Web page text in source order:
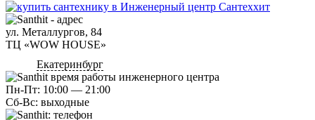
ул. Металлургов, 84
ТЦ «WOW HOUSE»
Екатеринбург
Пн-Пт: 10:00 — 21:00
Сб-Вс: выходные